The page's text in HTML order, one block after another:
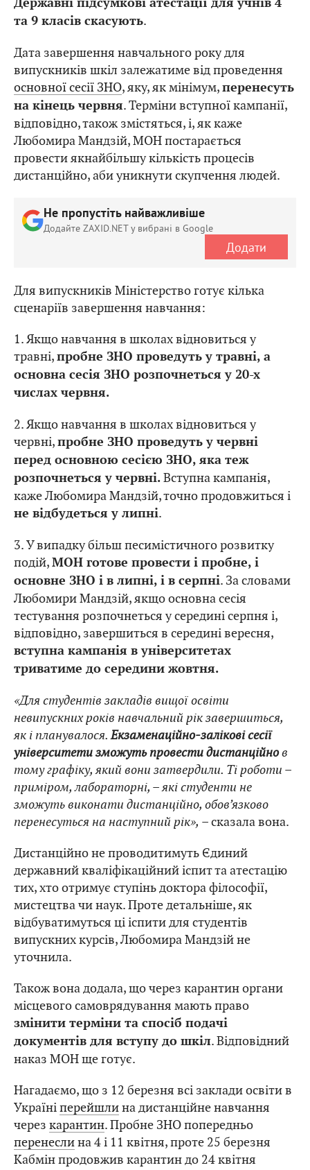
Державні підсумкові атестації для учнів 4
та 9 класів скасують.
Дата завершення навчального року для
випускників шкіл залежатиме від проведення
основної сесії ЗНО, яку, як мінімум,перенесуть
на кінець червня. Терміни вступної кампанії,
відповідно, також змістяться, і, як каже
Любомира Мандзій, МОН постарається
провести якнайбільшу кількість процесів
дистанційно, аби уникнути скупчення людей.
Не пропустіть найважливіше
Додайте ZAXID.NET у вибрані в Google
Додати
Для випускників Міністерство готує кілька
сценаріїв завершення навчання:
1. Якщо навчання в школах відновиться у
травні,пробне ЗНО проведуть у травні, а
основна сесія ЗНО розпочнеться у 20-х
числах червня.
2. Якщо навчання в школах відновиться у
червні,пробне ЗНО проведуть у червні
перед основною сесією ЗНО, яка теж
розпочнеться у червні.Вступна кампанія,
каже Любомира Мандзій, точно продовжиться і
не відбудеться у липні.
3. У випадку більш песимістичного розвитку
подій,МОН готове провести і пробне, і
основне ЗНО і в липні, і в серпні. За словами
Любомири Мандзій, якщо основна сесія
тестування розпочнеться у середині серпня і,
відповідно, завершиться в середині вересня,
вступна кампанія в університетах
триватиме до середини жовтня.
«Для студентів закладів вищої освіти
невипускних років навчальний рік завершиться,
як і планувалося.Екзаменаційно-залікові сесії
університети зможуть провести дистанційнов
тому графіку, який вони затвердили. Ті роботи –
приміром, лабораторні, – які студенти не
зможуть виконати дистанційно, обов’язково
перенесуться на наступний рік», – сказала вона.
Дистанційно не проводитимуть Єдиний
державний кваліфікаційний іспит та атестацію
тих, хто отримує ступінь доктора філософії,
мистецтва чи наук. Проте детальніше, як
відбуватимуться ці іспити для студентів
випускних курсів, Любомира Мандзій не
уточнила.
Також вона додала, що через карантин органи
місцевого самоврядування мають право
змінити терміни та спосіб подачі
документів для вступу до шкіл. Відповідний
наказ МОН ще готує.
Нагадаємо, що з 12 березня всі заклади освіти в
Україніперейшлина дистанційне навчання
через карантин. Пробне ЗНО попередньо
перенеслина 4 і 11 квітня, проте 25 березня
Кабмін продовжив карантин до 24 квітня